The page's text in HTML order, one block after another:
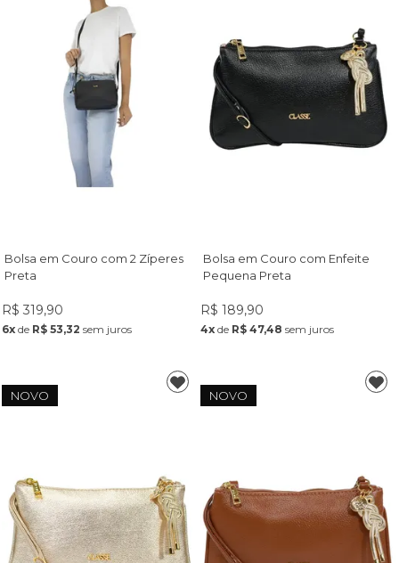
Bolsa em Couro com 2 Zíperes
Preta
R$ 319,90
6xde R$ 53,32 sem juros
Bolsa em Couro com Enfeite
Pequena Preta
R$ 189,90
4x de R$ 47,48 sem juros
NOVO NOVO